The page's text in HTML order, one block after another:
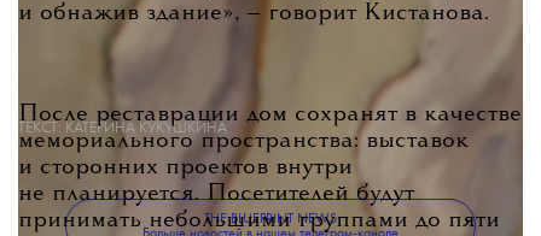
и обнажив здание», — говорит Кистанова.
После реставрации дом сохранят в качестве
мемориального пространства: выставок
и сторонних проектов внутри
не планируется. Посетителей будут
принимать небольшими группами до пяти
ТЕКСТ: КАТЕРИНА КУКУШКИНА
THE BLUEPRINT NEWS
Больше новостей в нашем телеграм-канале